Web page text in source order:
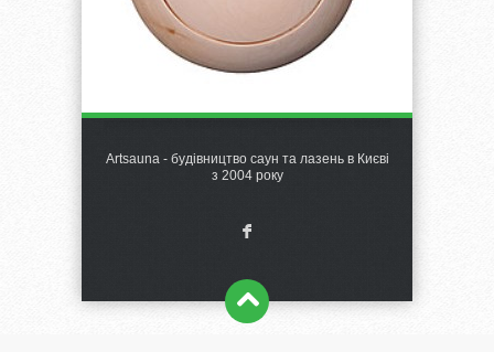
Artsauna - будівництво саун та лазень в Києві
з 2004 року
F